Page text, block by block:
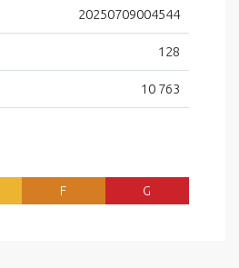
20250709004544
128
10 763
F G